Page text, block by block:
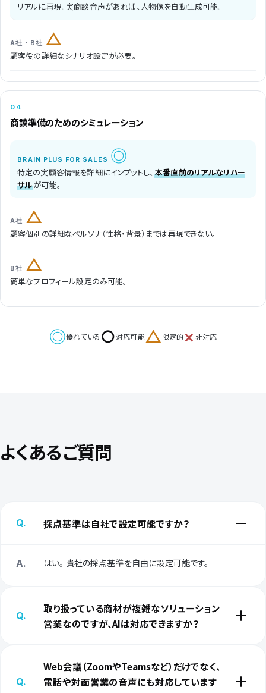
リアルに再現。実商談音声があれば、人物像を自動生成可能。
△
顧客役の詳細なシナリオ設定が必要。
04
商談準備のためのシミュレーション
◎
特定の実顧客情報を詳細にインプットし、本番直前のリアルなリハー
サルが可能。
△
顧客個別の詳細なペルソナ（性格・背景）までは再現できない。
△
簡単なプロフィール設定のみ可能。
◎優れている ○対応可能△限定的× 非対応
よくあるご質問
Q. 採点基準は自社で設定可能ですか？
A. はい。 貴社の採点基準を自由に設定可能です。
Q.
取り扱っている商材が複雑なソリューション
営業なのですが、AIは対応できますか？
Q.
Web会議（ZoomやTeamsなど）だけでなく、
電話や対面営業の音声にも対応しています